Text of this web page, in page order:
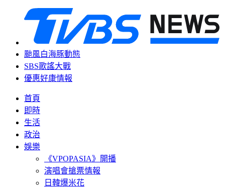
颱風白海豚動態
SBS歌謠大戰
優惠好康情報
首頁
即時
生活
政治
娛樂
《VPOPASIA》開播
演唱會搶票情報
日韓爆米花